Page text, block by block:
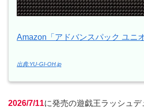
Amazon「アドバンスパック ユニ
出典:YU-GI-OH.jp
2026/7/11に発売の遊戯王ラッシュ